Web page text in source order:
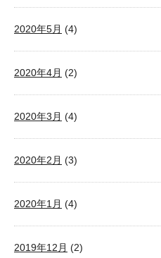
2020年5月 (4)
2020年4月 (2)
2020年3月 (4)
2020年2月 (3)
2020年1月 (4)
2019年12月 (2)